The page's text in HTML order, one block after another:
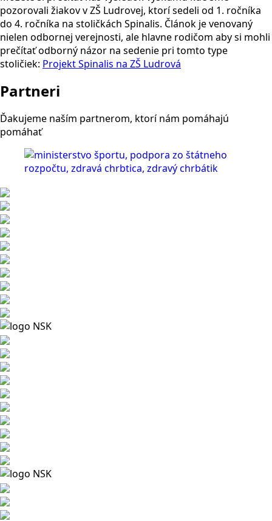
pozorovali žiakov v ZŠ Ludrovej, ktorí sedeli od 1. ročníka
do 4. ročníka na stoličkách Spinalis. Článok je venovaný
nielen odbornej verejnosti, ale hlavne rodičom aby si mohli
prečítať odborný názor na sedenie pri tomto type
stoličiek: Projekt Spinalis na ZŠ Ludrová
Partneri
Ďakujeme naším partnerom, ktorí nám pomáhajú
pomáhať